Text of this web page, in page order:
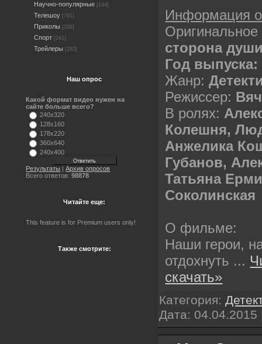
Научно-популярные [144]
Телешоу [791]
Приколы [336]
Спорт [241]
Трейлеры [282]
Наш опрос
Какой формат видео нужен на
сайте больше всего?
240x320
128x160
178x220
360x640
240x400
Результаты |Архив опросов
Всего ответов:98878
Читайте еще:
This feature is for Premium users only!
Также смотрите:
Информация
сторона
Год выпуска:
Жанр:
Режиссер:
В ролях:
Колешня,
Анжелика
Губанов,
Татьяна
Соколинская
О фильме:
Наши герои,
отдохнуть ...
скачать»
Категория:
Дата: 04.04.2015